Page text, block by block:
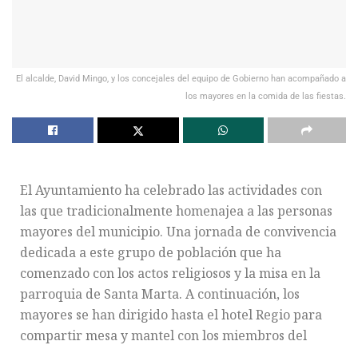
El alcalde, David Mingo, y los concejales del equipo de Gobierno han acompañado a
los mayores en la comida de las fiestas.
El Ayuntamiento ha celebrado las actividades con
las que tradicionalmente homenajea a las personas
mayores del municipio. Una jornada de convivencia
dedicada a este grupo de población que ha
comenzado con los actos religiosos y la misa en la
parroquia de Santa Marta. A continuación, los
mayores se han dirigido hasta el hotel Regio para
compartir mesa y mantel con los miembros del